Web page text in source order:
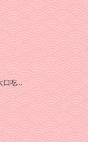
口吃…